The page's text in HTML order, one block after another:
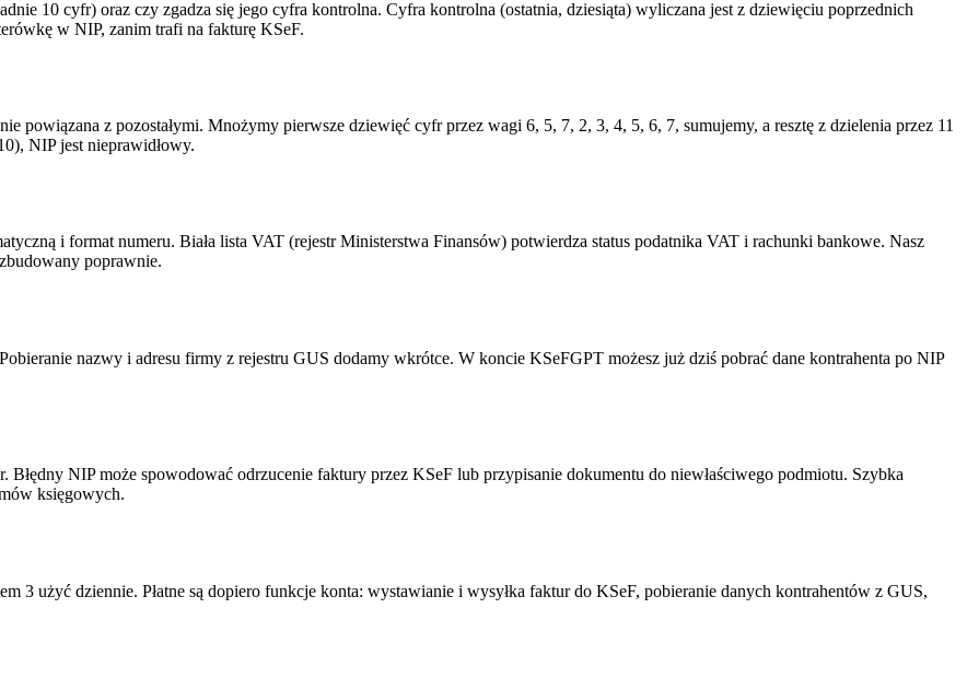
10 cyfr) oraz czy zgadza się jego cyfra kontrolna. Cyfra kontrolna (ostatnia, dziesiąta) wyliczana jest z dziewięciu poprzednich
w NIP, zanim trafi na fakturę KSeF.
powiązana z pozostałymi. Mnożymy pierwsze dziewięć cyfr przez wagi 6, 5, 7, 2, 3, 4, 5, 6, 7, sumujemy, a resztę z dzielenia przez 11
NIP jest nieprawidłowy.
i format numeru. Biała lista VAT (rejestr Ministerstwa Finansów) potwierdza status podatnika VAT i rachunki bankowe. Nasz
poprawnie.
nazwy i adresu firmy z rejestru GUS dodamy wkrótce. W koncie KSeFGPT możesz już dziś pobrać dane kontrahenta po NIP
NIP może spowodować odrzucenie faktury przez KSeF lub przypisanie dokumentu do niewłaściwego podmiotu. Szybka
księgowych.
3 użyć dziennie. Płatne są dopiero funkcje konta: wystawianie i wysyłka faktur do KSeF, pobieranie danych kontrahentów z GUS,